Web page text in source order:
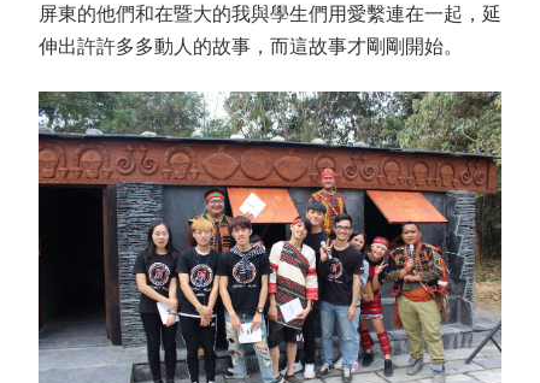
屏東的他們和在暨大的我與學生們用愛繫連在一起，延
伸出許許多多動人的故事，而這故事才剛剛開始。